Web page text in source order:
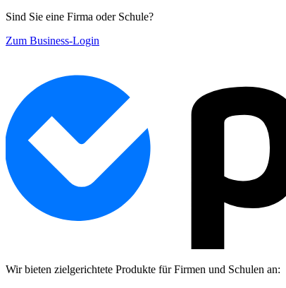
Sind Sie eine Firma oder Schule?
Zum Business-Login
Wir bieten zielgerichtete Produkte für Firmen und Schulen an: